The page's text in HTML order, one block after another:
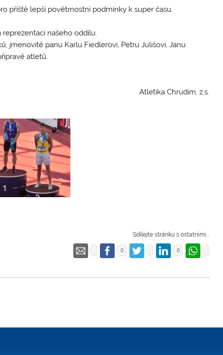
příště lepší povětrnostní podmínky k super času.
reprezentaci našeho oddílu.
jmenovitě panu Karlu Fiedlerovi, Petru Julišovi, Janu
atletů.
Atletika Chrudim, z.s.
Sdílejte stránku s ostatními...
0 0